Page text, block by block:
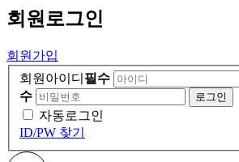
회원 로그인
회원가입
회원아이디 필수
수
자동로그인
ID/PW 찾기